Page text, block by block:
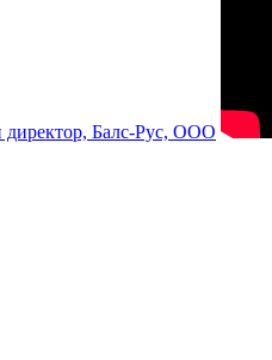
директор, Балс-Рус, ООО